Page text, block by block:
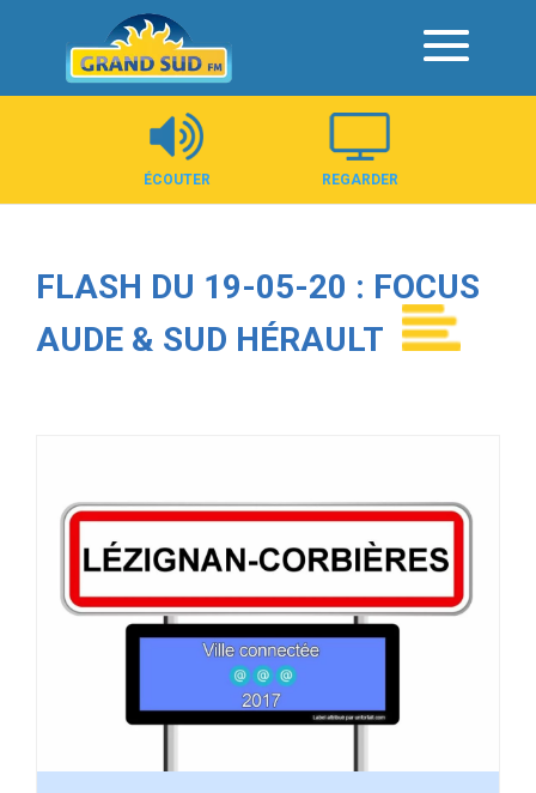
Panneau de gestion des cookies
ÉCOUTER REGARDER
FLASH DU 19-05-20 : FOCUS
AUDE & SUD HÉRAULT